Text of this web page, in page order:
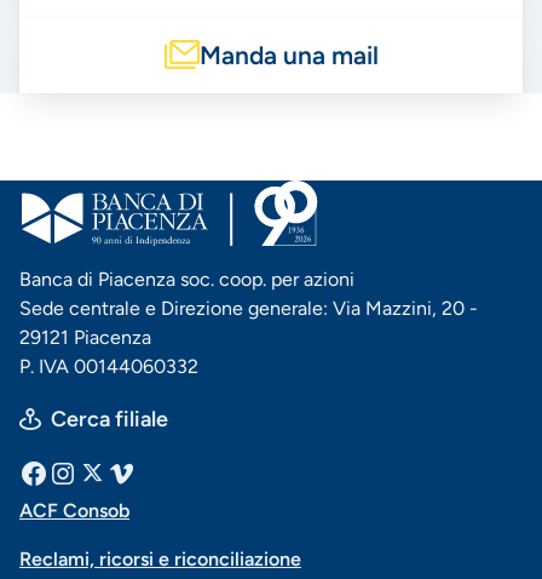
Manda una mail
Banca di Piacenza soc. coop. per azioni
Sede centrale e Direzione generale: Via Mazzini, 20 -
29121 Piacenza
P. IVA 00144060332
Cerca filiale
Menu
social
Facebook
InstagramVimeo
Menu
ACF Consob
Reclami, ricorsi e riconciliazione